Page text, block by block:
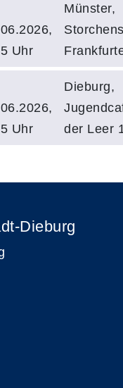
Uhr
Münster,
Uhr
Dieburg,
der Leer
Dieburg